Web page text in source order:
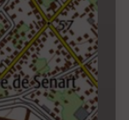
niveau de